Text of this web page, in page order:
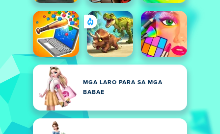
MGA LARO PARA SA MGA
BABAE